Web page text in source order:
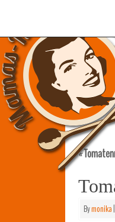
«
Bymonika|